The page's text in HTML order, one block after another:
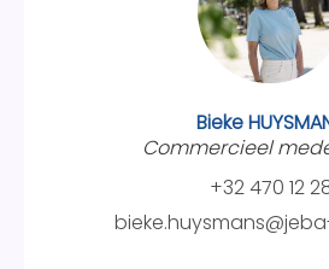
Bieke
Commercieel
+32 470 12